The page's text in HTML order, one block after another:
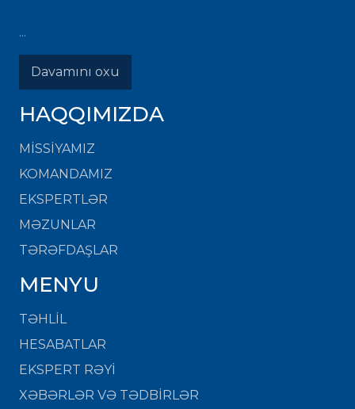
...
Davamını oxu
HAQQIMIZDA
MISSIYAMIZ
KOMANDAMIZ
EKSPERTLƏR
MƏZUNLAR
TƏRƏFDAŞLAR
MENYU
TƏHLİL
HESABATLAR
EKSPERT RƏYİ
XƏBƏRLƏR VƏ TƏDBİRLƏR